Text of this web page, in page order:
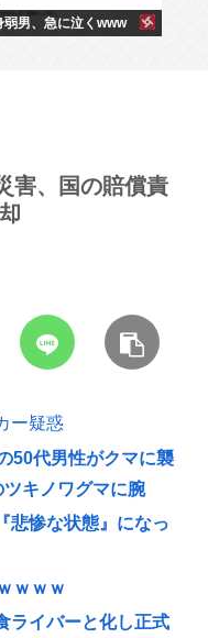
弱男、急に泣くwww
害、国の賠償責
ー疑惑
50代男性がクマに襲
キノワグマに腕
悲惨な状態』になっ
ｗｗｗ
ライバーと化し正式